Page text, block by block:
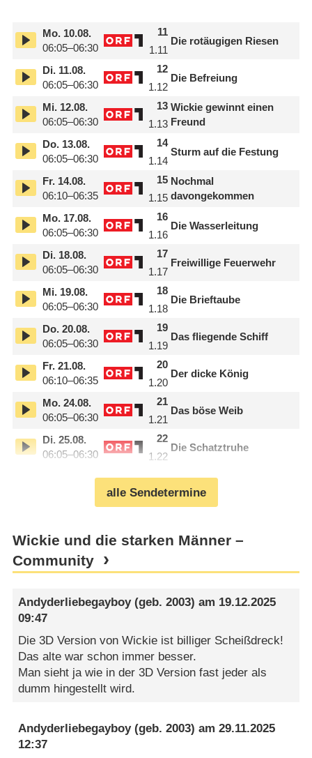
Mo.10.08.
06:05–06:30
11
1.11
Die rotäugigen Riesen
Di.11.08.
06:05–06:30
12
1.12
Die Befreiung
Mi.12.08.
06:05–06:30
13
1.13
Wickie gewinnt einen
Freund
Do.13.08.
06:05–06:30
14
1.14
Sturm auf die Festung
Fr.14.08.
06:10–06:35
15
1.15
Nochmal
davongekommen
Mo.17.08.
06:05–06:30
16
1.16
Die Wasserleitung
Di.18.08.
06:05–06:30
17
1.17
Freiwillige Feuerwehr
Mi.19.08.
06:05–06:30
18
1.18
Die Brieftaube
Do.20.08.
06:05–06:30
19
1.19
Das fliegende Schiff
Fr.21.08.
06:10–06:35
20
1.20
Der dicke König
Mo.24.08.
06:05–06:30
21
1.21
Das böse Weib
Di. 25.08.
06:05–06:30
22
1.22
Die Schatztruhe
alle Sendetermine
Wickie und die starken Männer –
Community
Andyderliebegayboy(geb. 2003) am 19.12.2025
09:47
Die 3D Version von Wickie ist billiger Scheißdreck!
Das alte war schon immer besser.
Man sieht ja wie in der 3D Version fast jeder als
dumm hingestellt wird.
Andyderliebegayboy(geb. 2003) am29.11.2025
12:37